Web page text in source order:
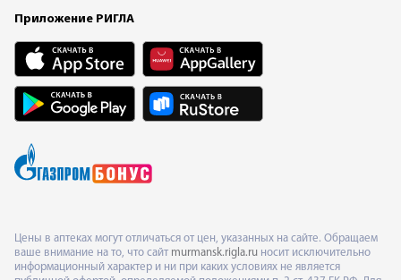
Приложение РИГЛА
Цены в аптеках могут отличаться от цен, указанных на сайте. Обращаем
ваше внимание на то, что сайт murmansk.rigla.ru носит исключительно
информационный характер и ни при каких условиях не является